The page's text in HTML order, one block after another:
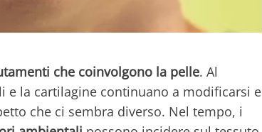
che coinvolgono la pelle. Al
la cartilagine continuano a modificarsi e
che ci sembra diverso. Nel tempo, i